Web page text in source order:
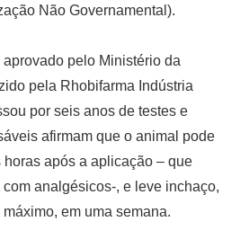
Não Governamental).
pelo Ministério da
pela Rhobifarma Indústria
por seis anos de testes e
afirmam que o animal pode
após a aplicação – que
analgésicos-, e leve inchaço,
em uma semana.